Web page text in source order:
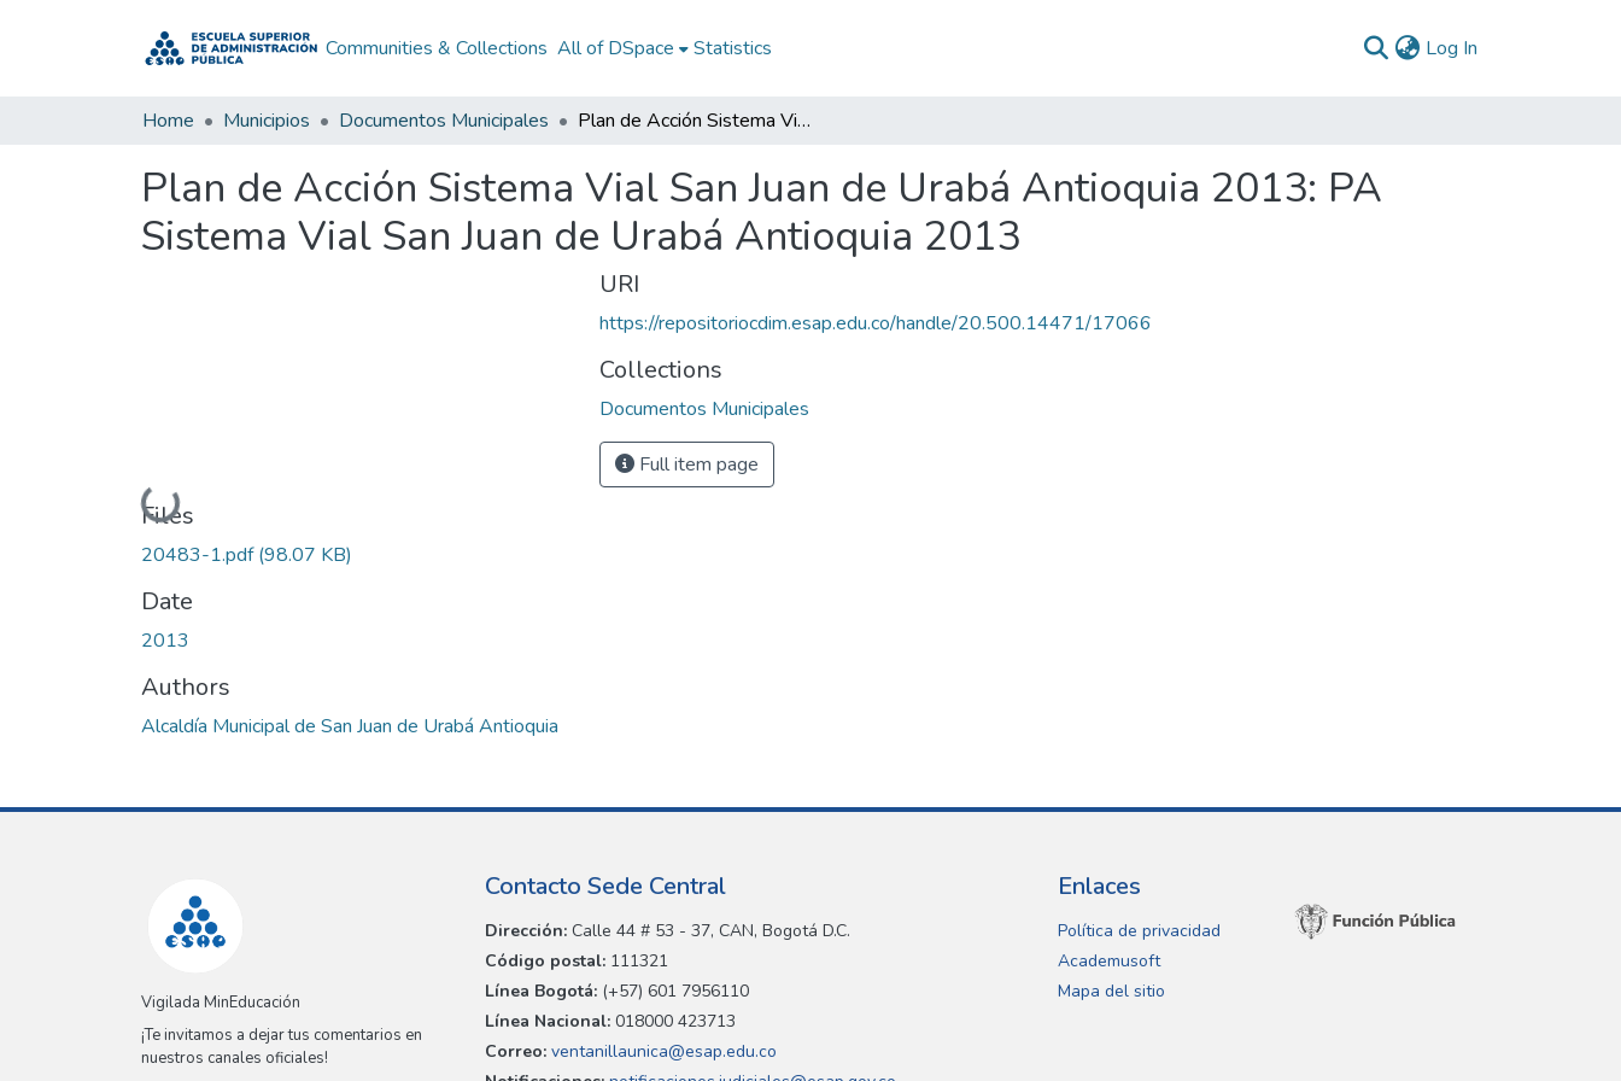
Communities & Collections All of DSpace Statistics Log In
Home Municipios Documentos Municipales Plan de Acción Sistema Vial San Juan de Urabá Antioquia 2013: PA Sistema Vial San Juan de Urabá Antioquia 2013
Plan de Acción Sistema Vial San Juan de Urabá Antioquia 2013: PA
Sistema Vial San Juan de Urabá Antioquia 2013
Loading...
Files
20483-1.pdf(98.07 KB)
Date
2013
Authors
Alcaldía Municipal de San Juan de Urabá Antioquia
URI
https://repositoriocdim.esap.edu.co/handle/20.500.14471/17066
Collections
Documentos Municipales
Full item page
Vigilada MinEducación
¡Te invitamos a dejar tus comentarios en
nuestros canales oficiales!
Contacto Sede Central
Dirección: Calle 44 # 53 - 37, CAN, Bogotá D.C.
Código postal: 111321
Línea Bogotá: (+57) 601 7956110
Línea Nacional: 018000 423713
Correo: ventanillaunica@esap.edu.co
Enlaces
Política de privacidad
Academusoft
Mapa del sitio